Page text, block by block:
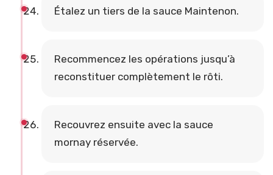
Étalez un tiers de la sauce Maintenon.
Recommencez les opérations jusqu’à
reconstituer complètement le rôti.
Recouvrez ensuite avec la sauce
mornay réservée.